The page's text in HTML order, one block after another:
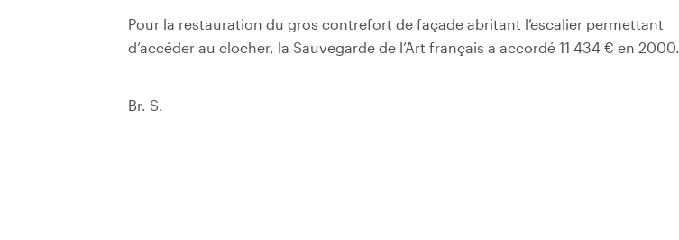
Pour la restauration du gros contrefort de façade abritant l’escalier permettant
d’accéder au clocher, la Sauvegarde de l’Art français a accordé 11 434 € en 2000.
Br. S.